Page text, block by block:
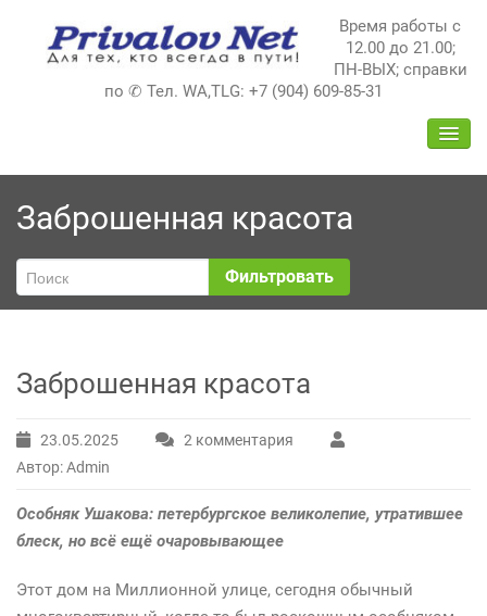
содержимому
Время работы с
12.00 до 21.00;
ПН-ВЫХ; справки
по ✆ Тел. WA,TLG: +7 (904) 609-85-31
Заброшенная красота
Фильтровать
Заброшенная красота
23.05.2025 2 комментария
Автор: Admin
Особняк Ушакова: петербургское великолепие, утратившее
блеск, но всё ещё очаровывающее
Этот дом на Миллионной улице, сегодня обычный